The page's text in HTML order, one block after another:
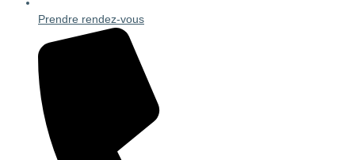
Prendre rendez-vous